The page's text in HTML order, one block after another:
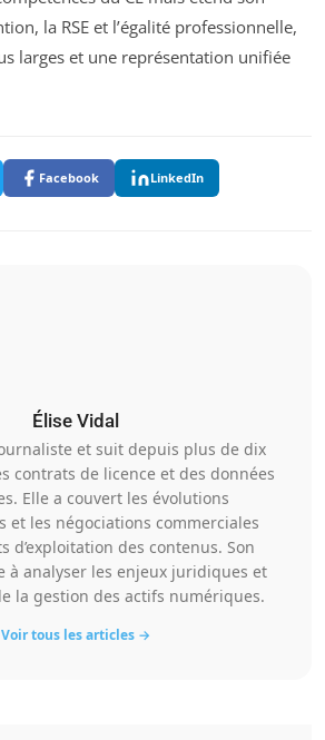
la RSE et l’égalité professionnelle,
larges et une représentation unifiée
Facebook LinkedIn
Élise Vidal
et suit depuis plus de dix
contrats de licence et des données
Elle a couvert les évolutions
et les négociations commerciales
d’exploitation des contenus. Son
à analyser les enjeux juridiques et
la gestion des actifs numériques.
Voir tous les articles →